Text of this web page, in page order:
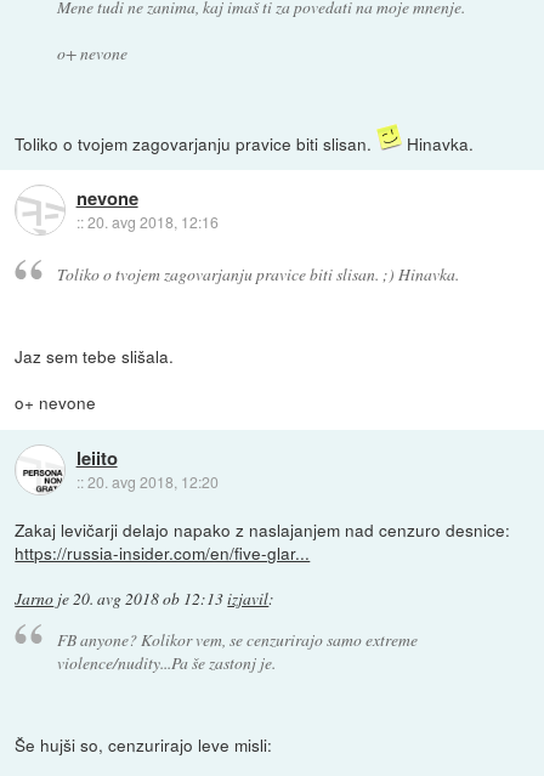
Mene tudi ne zanima, kaj imaš ti za povedati na moje mnenje.
o+ nevone
Toliko o tvojem zagovarjanju pravice biti slisan. Hinavka.
nevone
::20. avg 2018, 12:16
Toliko o tvojem zagovarjanju pravice biti slisan. ;) Hinavka.
Jaz sem tebe slišala.
o+ nevone
leiito
::20. avg 2018, 12:20
Zakaj levičarji delajo napako z naslajanjem nad cenzuro desnice:
https://russia-insider.com/en/five-glar...
Jarno je20. avg 2018 ob 12:13izjavil:
FB anyone? Kolikor vem, se cenzurirajo samo extreme
violence/nudity...Pa še zastonj je.
Še hujši so, cenzurirajo leve misli: